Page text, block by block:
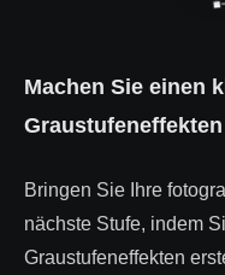
Machen Sie einen
Graustufeneffekten
Bringen Sie Ihre
nächste Stufe, indem
Graustufeneffekten